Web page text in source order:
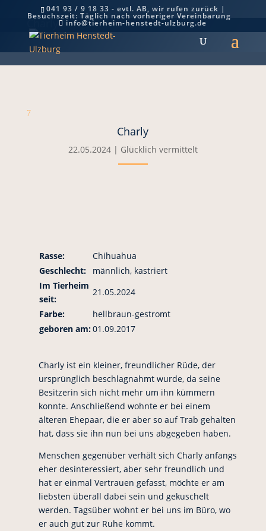
041 93 / 9 18 33 - evtl. AB, wir rufen zurück |
Besuchszeit: Täglich nach vorheriger Vereinbarung
info@tierheim-henstedt-ulzburg.de
Charly
7
Charly
22.05.2024| Glücklich vermittelt
Rasse:
Chihuahua
Geschlecht:
männlich, kastriert
Im Tierheim
seit:
21.05.2024
Farbe:
hellbraun-gestromt
geboren am:01.09.2017
Charly ist ein kleiner, freundlicher Rüde, der
ursprünglich beschlagnahmt wurde, da seine
Besitzerin sich nicht mehr um ihn kümmern
konnte. Anschließend wohnte er bei einem
älteren Ehepaar, die er aber so auf Trab gehalten
hat, dass sie ihn nun bei uns abgegeben haben.
Menschen gegenüber verhält sich Charly anfangs
eher desinteressiert, aber sehr freundlich und
hat er einmal Vertrauen gefasst, möchte er am
liebsten überall dabei sein und gekuschelt
werden. Tagsüber wohnt er bei uns im Büro, wo
er auch gut zur Ruhe kommt.